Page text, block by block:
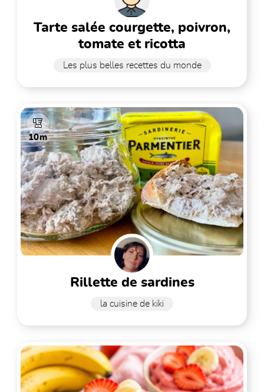
tarte salée courgette, poivron,
tomate et ricotta
Les plus belles recettes du monde
10m
rillette de sardines
la cuisine de kiki